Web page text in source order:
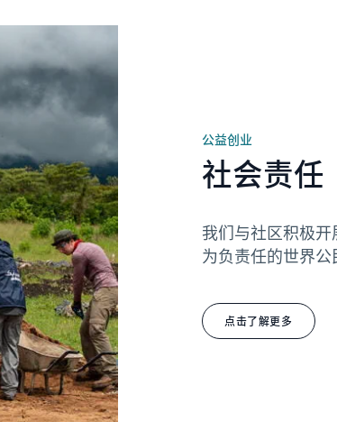
公益创业
社会责任
我们与社区积极
为负责任的世界公
点击了解更多